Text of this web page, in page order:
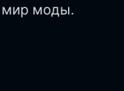
мир моды.